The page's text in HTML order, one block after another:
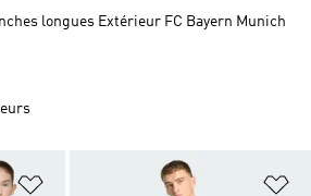
Ajouter à la Liste de produits
longues Extérieur FC Bayern Munich